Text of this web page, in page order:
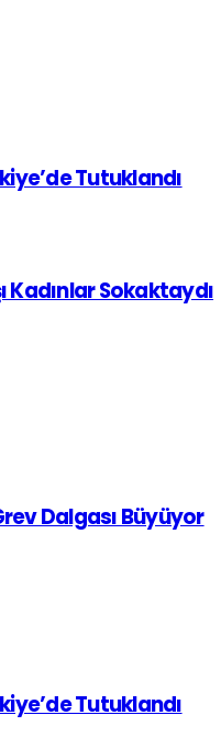
Tutuklandı
Kadınlar Sokaktaydı
Dalgası Büyüyor
Tutuklandı